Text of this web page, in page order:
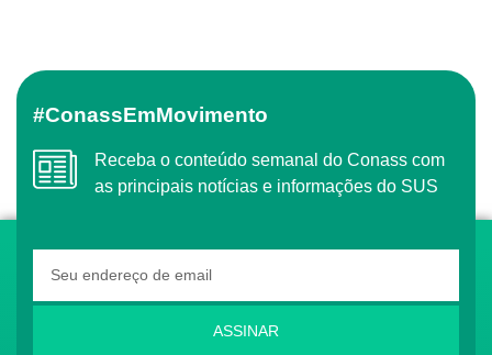
#ConassEmMovimento
Receba o conteúdo semanal do Conass com
as principais notícias e informações do SUS
ASSINAR